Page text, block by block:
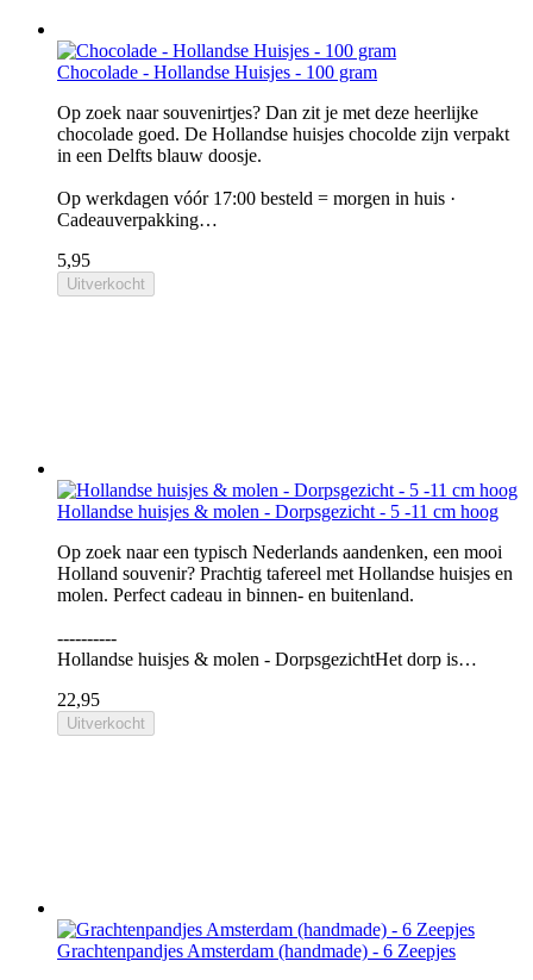
Chocolade - Hollandse Huisjes - 100 gram
Op zoek naar souvenirtjes? Dan zit je met deze heerlijke
chocolade goed. De Hollandse huisjes chocolde zijn verpakt
in een Delfts blauw doosje.
Op werkdagen vóór 17:00 besteld = morgen in huis ·
Cadeauverpakking…
5,95
Uitverkocht
Hollandse huisjes & molen - Dorpsgezicht - 5 -11 cm hoog
Op zoek naar een typisch Nederlands aandenken, een mooi
Holland souvenir? Prachtig tafereel met Hollandse huisjes en
molen. Perfect cadeau in binnen- en buitenland.
----------
Hollandse huisjes & molen - DorpsgezichtHet dorp is…
22,95
Uitverkocht
Grachtenpandjes Amsterdam (handmade) - 6 Zeepjes